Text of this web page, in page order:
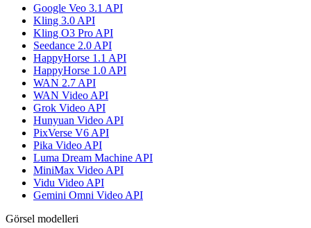
Google Veo 3.1 API
Kling 3.0 API
Kling O3 Pro API
Seedance 2.0 API
HappyHorse 1.1 API
HappyHorse 1.0 API
WAN 2.7 API
WAN Video API
Grok Video API
Hunyuan Video API
PixVerse V6 API
Pika Video API
Luma Dream Machine API
MiniMax Video API
Vidu Video API
Gemini Omni Video API
Görsel modelleri